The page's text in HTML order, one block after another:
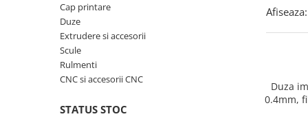
Piese si componente imprimante
Piese electrice si electronice
Piese mecanice
Pat printare
Cap printare
Duze
Extrudere si accesorii
Scule
Rulmenti
CNC si accesorii CNC
STATUS STOC
Afiseaza:
Duza
0.4mm,